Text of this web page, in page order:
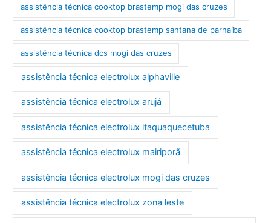
assistência técnica cooktop brastemp mogi das cruzes
assistência técnica cooktop brastemp santana de parnaíba
assistência técnica dcs mogi das cruzes
assistência técnica electrolux alphaville
assistência técnica electrolux arujá
assistência técnica electrolux itaquaquecetuba
assistência técnica electrolux mairiporã
assistência técnica electrolux mogi das cruzes
assistência técnica electrolux zona leste